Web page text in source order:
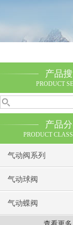
产品
PRODUCT
产品
PRODUCT
气动阀系列
气动球阀
气动蝶阀